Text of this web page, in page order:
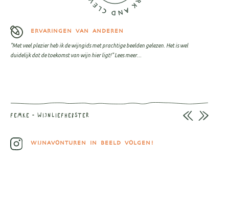
ERVARINGEN VAN ANDEREN
"Met veel plezier heb ik de wijngids met prachtige beelden gelezen. Het is wel
duidelijk dat de toekomst van wijn hier ligt!"Lees meer...
FEMKE - WIJNLIEFHEBSTER
WIJNAVONTUREN IN BEELD VOLGEN!